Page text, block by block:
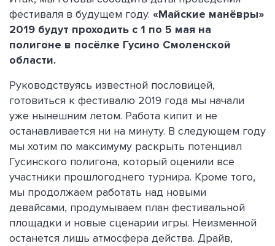
фестиваля в будущем году. «Майские манёвры»
2019 будут проходить с 1 по 5 мая на
полигоне в посёлке Гусино Смоленской
области.
Руководствуясь известной пословицей,
готовиться к фестивалю 2019 года мы начали
уже нынешним летом. Работа кипит и не
останавливается ни на минуту. В следующем году
мы хотим по максимуму раскрыть потенциал
Гусинского полигона, который оценили все
участники прошлогоднего турнира. Кроме того,
мы продолжаем работать над новыми
девайсами, продумываем план фестивальной
площадки и новые сценарии игры. Неизменной
останется лишь атмосфера действа. Драйв,